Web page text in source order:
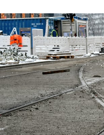
Kliknij, aby powiększyć